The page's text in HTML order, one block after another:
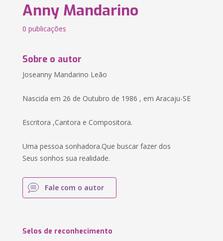
Anny Mandarino
0 publicações
Sobre o autor
Joseanny Mandarino Leão
Nascida em 26 de Outubro de 1986 , em Aracaju-SE
Escritora ,Cantora e Compositora.
Uma pessoa sonhadora.Que buscar fazer dos
Seus sonhos sua realidade.
Fale com o autor
Selos de reconhecimento